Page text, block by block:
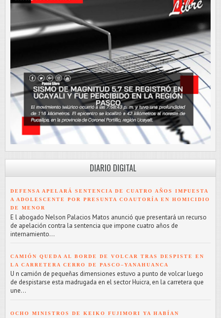
DIARIO DIGITAL
DEFENSA APELARÁ SENTENCIA DE CUATRO AÑOS IMPUESTA
A ADOLESCENTE POR PRESUNTA COAUTORÍA EN HOMICIDIO
DE MENOR
E l abogado Nelson Palacios Matos anunció que presentará un recurso
de apelación contra la sentencia que impone cuatro años de
internamiento...
CAMIÓN QUEDA AL BORDE DE VOLCAR TRAS DESPISTE EN
LA CARRETERA CERRO DE PASCO–YANAHUANCA
U n camión de pequeñas dimensiones estuvo a punto de volcar luego
de despistarse esta madrugada en el sector Huicra, en la carretera que
une...
OCHO MINISTROS DE KEIKO FUJIMORI YA HABÍAN